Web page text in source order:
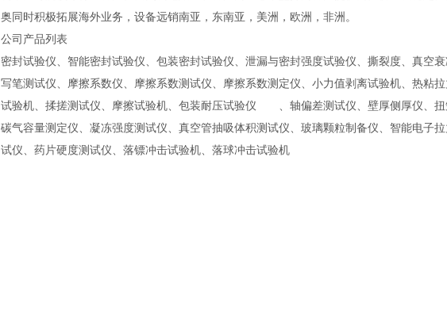
奥同时积极拓展海外业务，设备远销南亚，东南亚，美洲，欧洲，非洲。
公司产品列表
密封试验仪、智能密封试验仪、包装密封试验仪、泄漏与密封强度试验仪、撕裂度、真空
写笔测试仪、摩擦系数仪、摩擦系数测试仪、摩擦系数测定仪、小力值剥离试验机、热
试验机、揉搓测试仪、摩擦试验机、包装耐压试验仪 、轴偏差测试仪、壁厚侧厚仪、
碳气容量测定仪、凝冻强度测试仪、真空管抽吸体积测试仪、玻璃颗粒制备仪、智能电子
试仪、药片硬度测试仪、落镖冲击试验机、落球冲击试验机